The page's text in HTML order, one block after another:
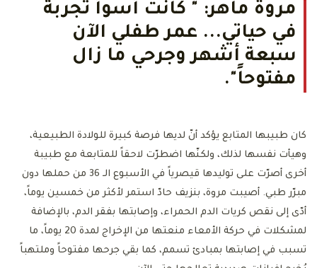
مروة ماهر: " كانت أسوأ تجربة
في حياتي... عمر طفلي الآن
سبعة أشهر وجرحي ما زال
مفتوحاً".
كان طبيبها المتابع يؤكد أنّ لديها فرصة كبيرة للولادة الطبيعية،
وهيأت نفسها لذلك، ولكنّها اضطرّت لاحقاً للمتابعة مع طبيبة
أخرى أصرّت على توليدها قيصرياً في الأسبوع الـ 36 من حملها دون
مبرّر طبي. أصيبت مروة، بنزيف حادّ استمر لأكثر من خمسين يوماً،
أدّى إلى نقص كريات الدم الحمراء، وإصابتها بفقر الدم، بالإضافة
لمشكلات في حركة الأمعاء منعتها من الإخراج لمدة 20 يوماً، ما
تسبب في إصابتها بمبادئ تسمم، كما بقي جرحها مفتوحاً وملتهباً